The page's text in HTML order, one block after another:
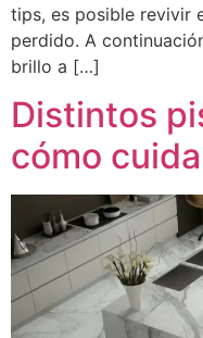
tips, es posible revivir
perdido. A
brillo a […]
Distintos
cómo